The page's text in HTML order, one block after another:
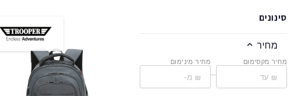
סינונים
מחיר
מחיר מינימום
–
מחיר מקסימום